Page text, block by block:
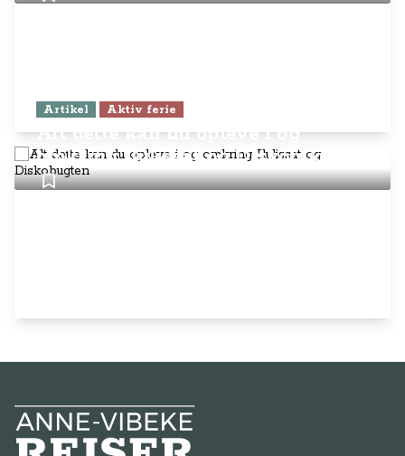
Artikel Aktiv ferie
Alt dette kan du opleve i og
omkring Ilulissat og Diskobugten
Anne-Vibeke Rejser